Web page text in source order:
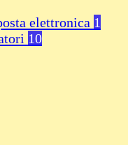
elettronica 1
10